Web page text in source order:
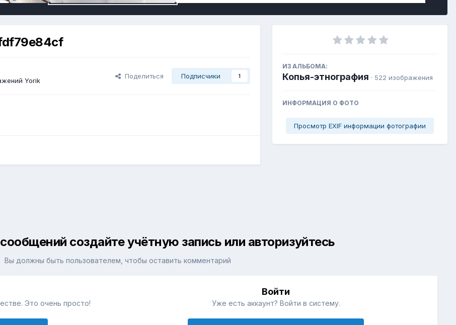
Yorik
Поделиться Подписчики 1
ИЗ АЛЬБОМА:
Копья-этнография · 522 изображения
ИНФОРМАЦИЯ О ФОТО
Просмотр EXIF информации фотографии
создайте учётную запись или авторизуйтесь
Вы должны быть пользователем, чтобы оставить комментарий
Это очень просто!
Войти
Уже есть аккаунт? Войти в систему.